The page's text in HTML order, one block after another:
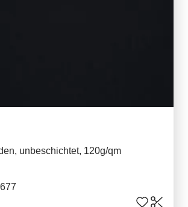
unbeschichtet, 120g/qm